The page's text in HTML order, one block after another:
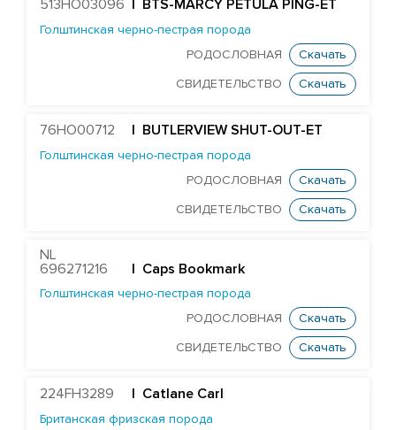
MR UNO DESIGN 1428-ET
ST GEN MT EDGE 67446-ET
STANTONS ELAPSE 6815-ET
T-GEN-AC DIXIE EXPOSURE-ET
FARNEAR-TBR-BH FLAMER-ET
EDG JABIR GAMBLER 57455-ET
EDG TANGO GASKET 57590-ET
ST GENOMICPRO GRANT-ET
FARNEAR HAMMOND-ET
513HO03096 | BTS-MARCY PETULA PING-ET
Голштинская черно-пестрая порода
РОДОСЛОВНАЯ
Скачать
СВИДЕТЕЛЬСТВО Скачать
76HO00712 | BUTLERVIEW SHUT-OUT-ET
Голштинская черно-пестрая порода
РОДОСЛОВНАЯ
Скачать
СВИДЕТЕЛЬСТВО Скачать
NL
696271216
| Caps Bookmark
Голштинская черно-пестрая порода
РОДОСЛОВНАЯ
Скачать
СВИДЕТЕЛЬСТВО Скачать
224FH3289 | Catlane Carl
Британская фризская порода